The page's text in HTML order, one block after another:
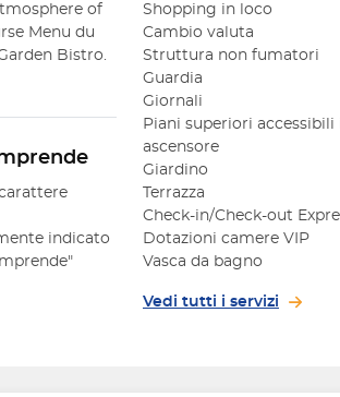
of
Menu du
Bistro.
indicato
Shopping in loco
Cambio valuta
Struttura non fumatori
Guardia
Giornali
Piani superiori accessibili
ascensore
Giardino
Terrazza
Check-in/Check-out
Dotazioni camere VIP
Vasca da bagno
Vedi tutti i servizi